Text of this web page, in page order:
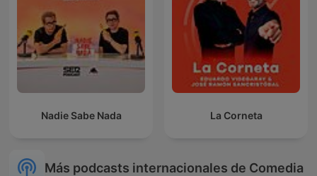
Nadie Sabe Nada La Corneta
Más podcasts internacionales de Comedia